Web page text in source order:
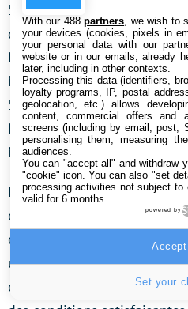
5165 avec la puce AMD
qui était présente dans le
Pour évaluer les
Mark met en évidence un
50 % de mieux que le score
Ryzen 5 4600H, qui était
Matebook D 16 !
En pratique, en exécutant
comme The Division 2 ou Far
comportent entre 10 et 15
un niveau graphique Ultra.
obtenir des animations
With our 488partners , we wish to
your devices (cookies, pixels in
your personal data with our
website or in our emails, already
later, including in other contexts.
Processing this data (identifiers,
loyalty programs, IP, postal
geolocation, etc.) allows
content, commercial offers and
screens (including by email, post,
personalising them, measuring
audiences.
You can "accept all" and withdraw
"cookie" icon. You can also "set
processing activities not subject
valid for 6 months.
powered by
Set your